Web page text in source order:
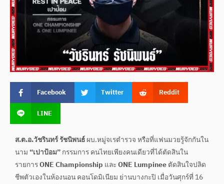
Facebook Twitter
Reddit
LINE
ส.ต.อ.วัชรินทร์ รัชนิพนธ์ผบ.หมู่จเรตำรวจ หรือที่แฟนมวยรู้จักกันใน
นาม “เปาป้อม”กรรมการ คนไทยเพียงคนเดียวที่ได้ตัดสินใน
รายการONE Championship และONE Lumpineeตัดสินใจปลิด
ชีพตัวเองในห้องนอน คอนโดมิเนียม ย่านบางกะปิ เมื่อวันศุกร์ที่ 16